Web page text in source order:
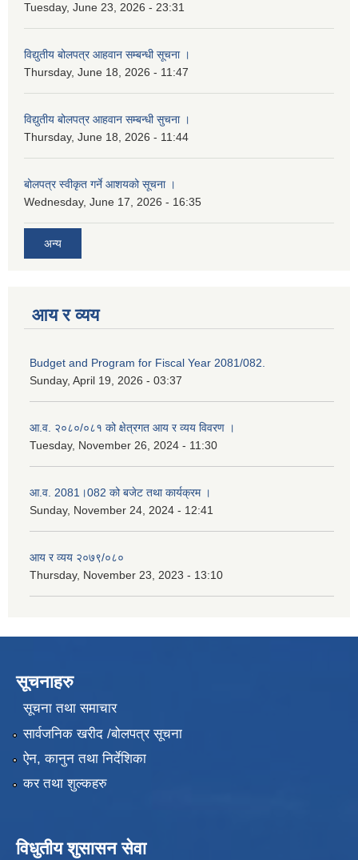
Tuesday, June 23, 2026 - 23:31
विद्युतीय बोलपत्र आहवान सम्बन्धी सूचना ।
Thursday, June 18, 2026 - 11:47
विद्युतीय बोलपत्र आहवान सम्बन्धी सुचना ।
Thursday, June 18, 2026 - 11:44
बोलपत्र स्वीकृत गर्ने आशयको सूचना ।
Wednesday, June 17, 2026 - 16:35
अन्य
आय र व्यय
Budget and Program for Fiscal Year 2081/082.
Sunday, April 19, 2026 - 03:37
आ.व. २०८०/०८१ को क्षेत्रगत आय र व्यय विवरण ।
Tuesday, November 26, 2024 - 11:30
आ.व. 2081।082 को बजेट तथा कार्यक्रम ।
Sunday, November 24, 2024 - 12:41
आय र व्यय २०७९/०८०
Thursday, November 23, 2023 - 13:10
सूचनाहरु
सूचना तथा समाचार
सार्वजनिक खरीद /बोलपत्र सूचना
ऐन, कानुन तथा निर्देशिका
कर तथा शुल्कहरु
विधुतीय शुसासन सेवा